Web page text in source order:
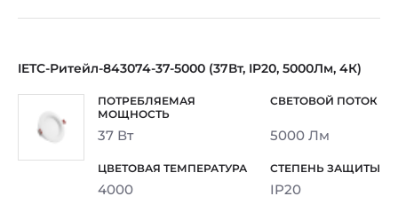
IETC-Ритейл-843074-37-5000 (37Вт, IP20, 5000Лм, 4К)
37 Вт 5000 Лм
4000 IP20